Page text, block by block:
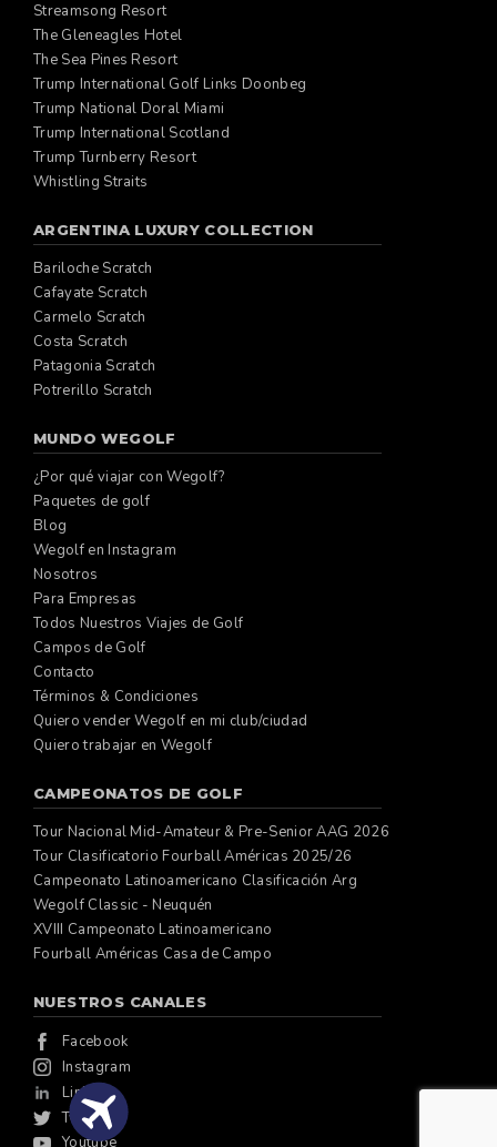
Streamsong Resort
The Gleneagles Hotel
The Sea Pines Resort
Trump International Golf Links Doonbeg
Trump National Doral Miami
Trump International Scotland
Trump Turnberry Resort
Whistling Straits
ARGENTINA LUXURY COLLECTION
Bariloche Scratch
Cafayate Scratch
Carmelo Scratch
Costa Scratch
Patagonia Scratch
Potrerillo Scratch
MUNDO WEGOLF
¿Por qué viajar con Wegolf?
Paquetes de golf
Blog
Wegolf en Instagram
Nosotros
Para Empresas
Todos Nuestros Viajes de Golf
Campos de Golf
Contacto
Términos & Condiciones
Quiero vender Wegolf en mi club/ciudad
Quiero trabajar en Wegolf
CAMPEONATOS DE GOLF
Tour Nacional Mid-Amateur & Pre-Senior AAG 2026
Tour Clasificatorio Fourball Américas 2025/26
Campeonato Latinoamericano Clasificación Arg
Wegolf Classic - Neuquén
XVIII Campeonato Latinoamericano
Fourball Américas Casa de Campo
NUESTROS CANALES
Facebook
Instagram
Linkedin
Twitter